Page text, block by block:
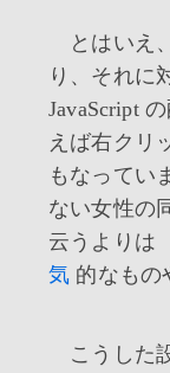
とはいえ、
り、それに
JavaScript
えば右クリ
もなってい
ない女性の
云うよりは
気 的なもの
こうした